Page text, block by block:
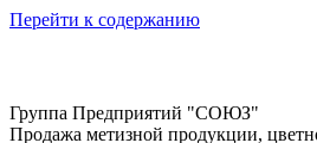
Перейти к содержанию
Группа Предприятий "СОЮЗ"
Продажа метизной продукции,